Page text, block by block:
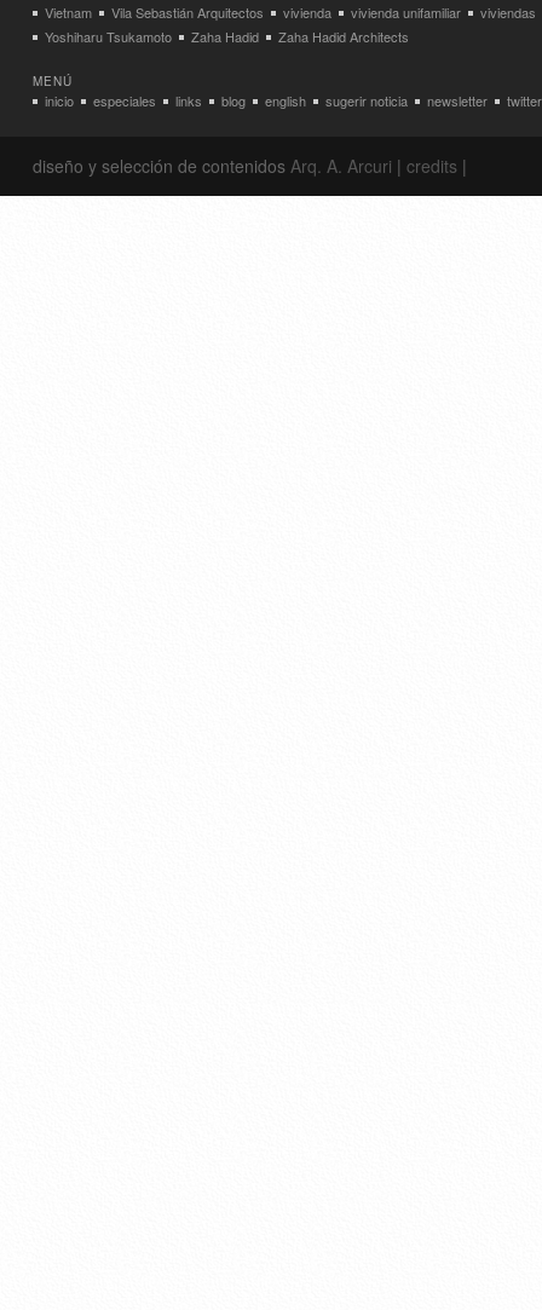
Vietnam
Vila Sebastián Arquitectos vivienda vivienda unifamiliar
viviendas
Yoshiharu Tsukamoto
Zaha Hadid Zaha Hadid Architects
MENÚ
inicio especiales links blog english sugerir noticia newsletter twitter
diseño y selección de contenidos Arq. A. Arcuri | credits |